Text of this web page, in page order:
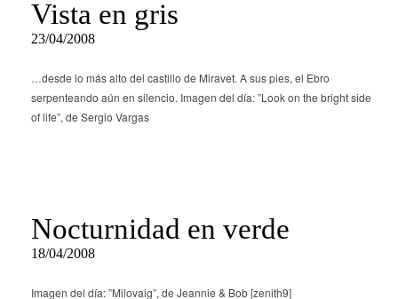
Vista en gris
23/04/2008
…desde lo más alto del castillo de Miravet. A sus pies, el Ebro
serpenteando aún en silencio. Imagen del día: ”Look on the bright side
of life”, de Sergio Vargas
Nocturnidad en verde
18/04/2008
Imagen del día: ”Milovaig”, de Jeannie & Bob [zenith9]